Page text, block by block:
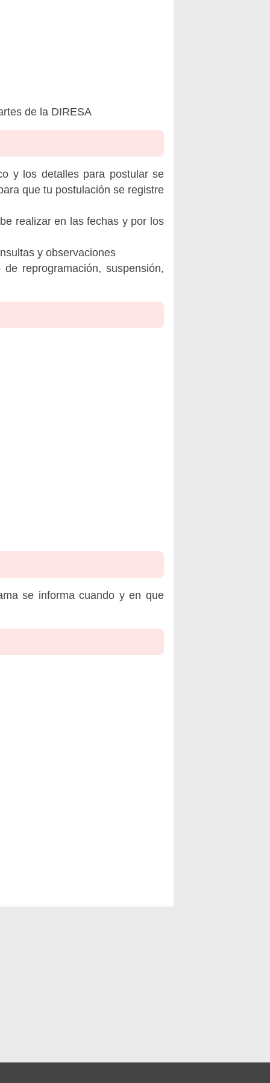
de la DIRESA
y los detalles para postular se
que tu postulación se registre
realizar en las fechas y por los
y observaciones
reprogramación, suspensión,
se informa cuando y en que